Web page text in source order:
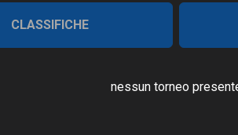
CLASSIFICHE
nessun torneo